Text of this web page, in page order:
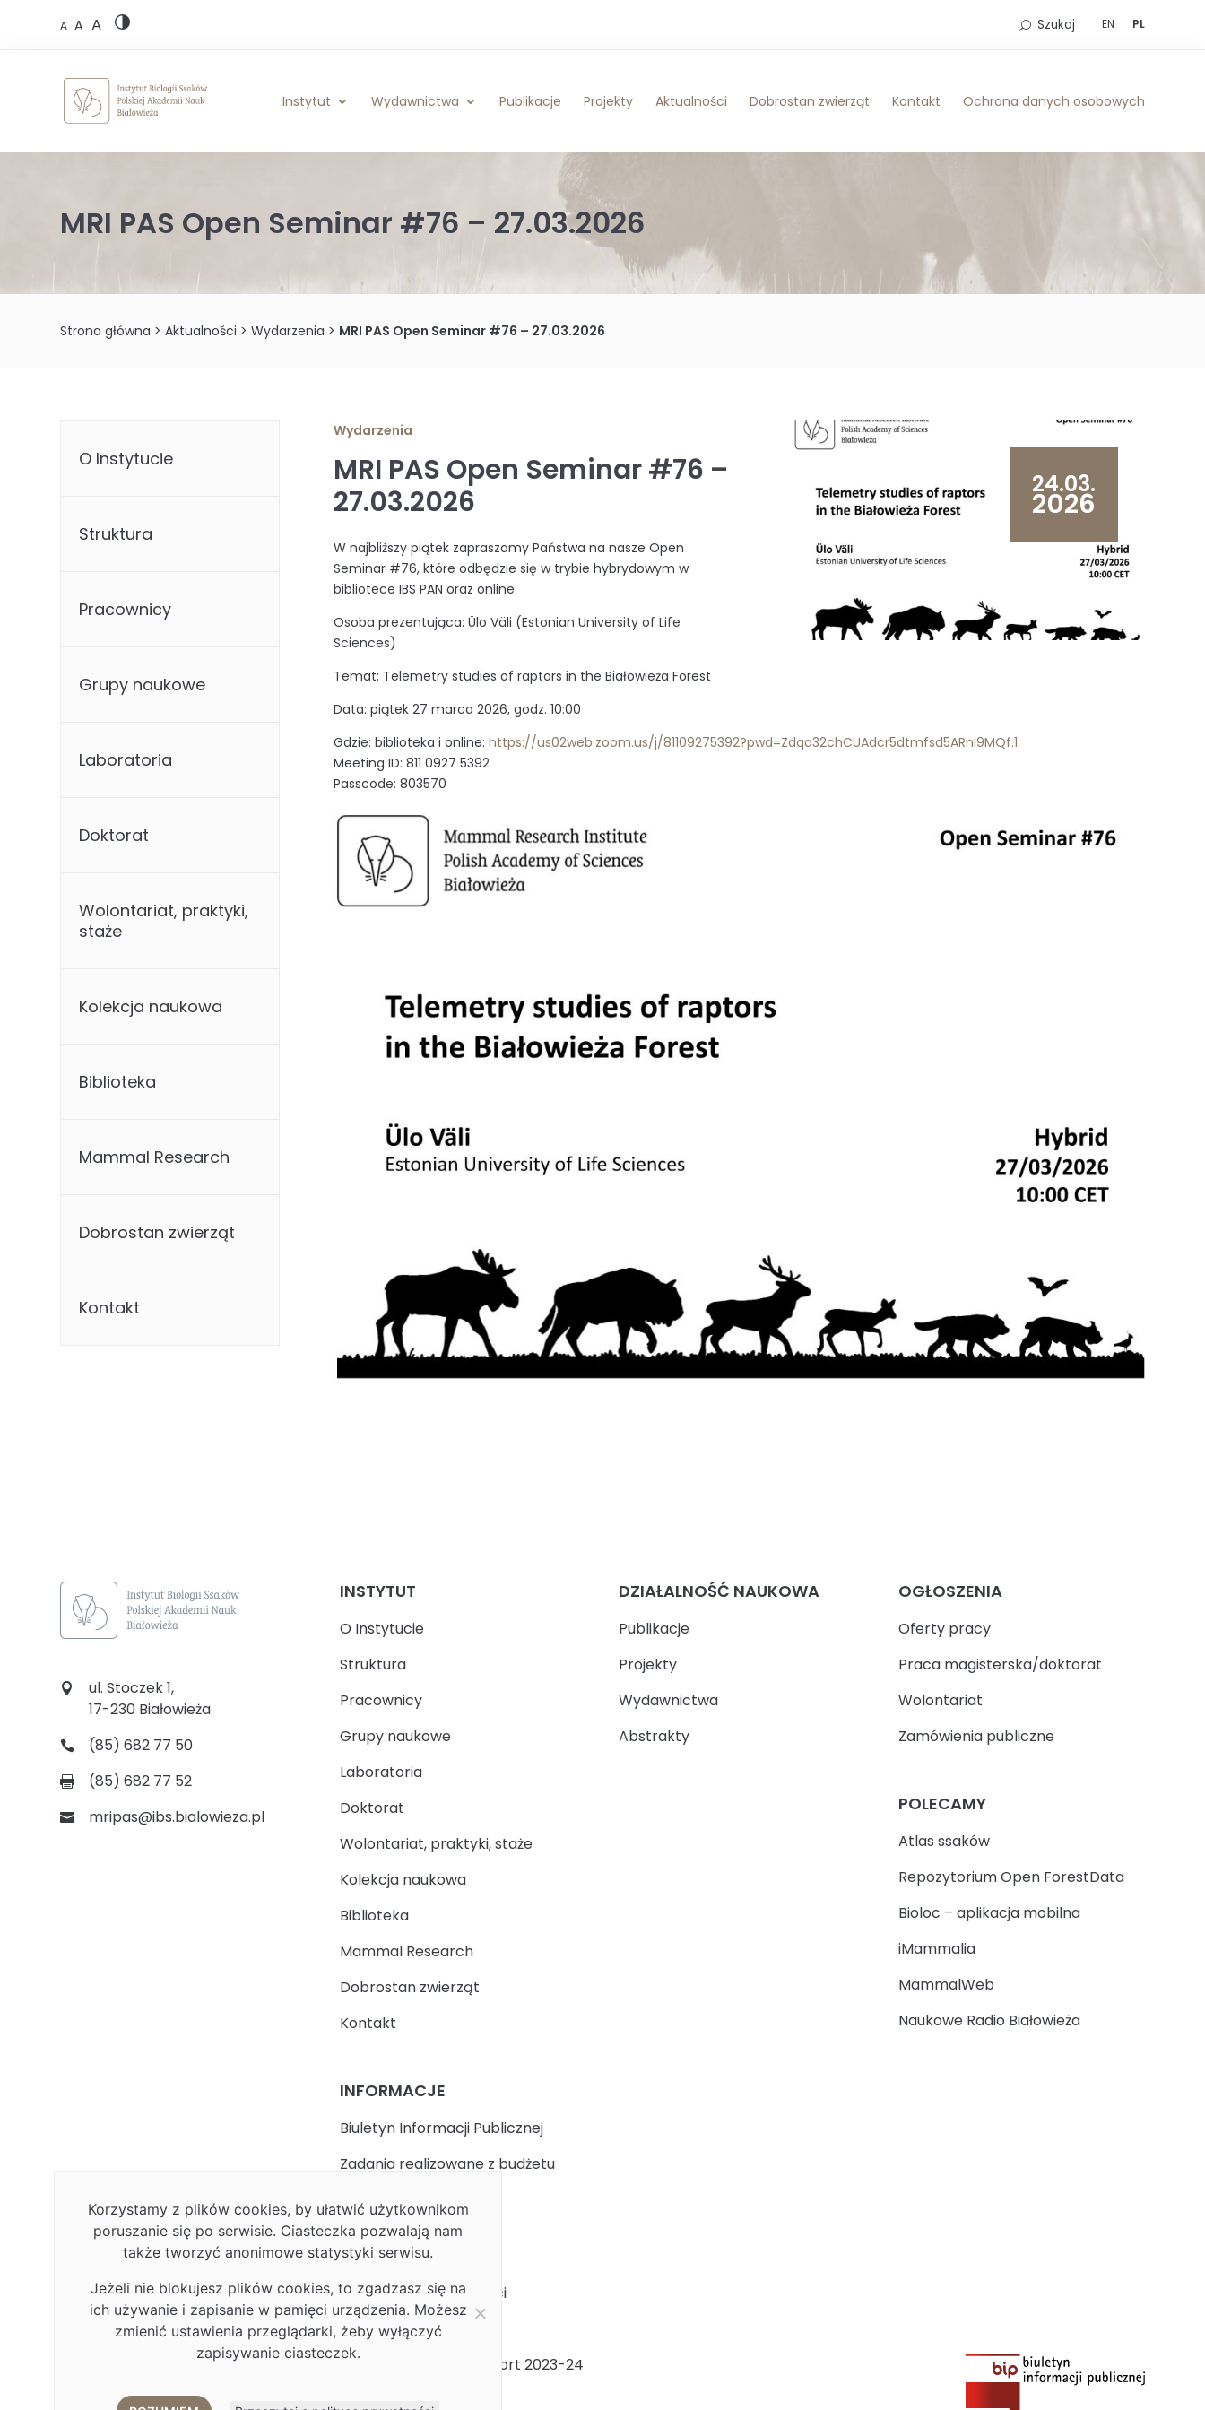
A A A EN PL
Szukaj
Instytut Wydawnictwa Publikacje Projekty Aktualności Dobrostan zwierząt Kontakt Ochrona danych osobowych
MRI PAS Open Seminar #76 – 27.03.2026
Strona główna >Aktualności >Wydarzenia > MRI PAS Open Seminar #76 – 27.03.2026
24.03.
2026
Wydarzenia
MRI PAS Open Seminar #76 –
27.03.2026
W najbliższy piątek zapraszamy Państwa na nasze Open
Seminar #76, które odbędzie się w trybie hybrydowym w
bibliotece IBS PAN oraz online.
Osoba prezentująca: Ülo Väli (Estonian University of Life
Sciences)
Temat: Telemetry studies of raptors in the Białowieża Forest
Data: piątek 27 marca 2026, godz. 10:00
Gdzie: biblioteka i online:https://us02web.zoom.us/j/81109275392?pwd=Zdqa32chCUAdcr5dtmfsd5ARnI9MQf.1
Meeting ID: 811 0927 5392
Passcode: 803570
O Instytucie
Struktura
Pracownicy
Grupy naukowe
Laboratoria
Doktorat
Wolontariat, praktyki,
staże
Kolekcja naukowa
Biblioteka
Mammal Research
Dobrostan zwierząt
Kontakt
ul. Stoczek 1,
17-230 Białowieża
(85) 682 77 50
(85) 682 77 52
mripas@ibs.bialowieza.pl
INSTYTUT
O Instytucie
Struktura
Pracownicy
Grupy naukowe
Laboratoria
Doktorat
Wolontariat, praktyki, staże
Kolekcja naukowa
Biblioteka
Mammal Research
Dobrostan zwierząt
Kontakt
INFORMACJE
Biuletyn Informacji Publicznej
Zadania realizowane z budżetu
Facebook
Polityka prywatności
Deklaracja dostępności
Plan Równości Płci
Plan Równości Płci Raport 2023-24
DZIAŁALNOŚĆ NAUKOWA
Publikacje
Projekty
Wydawnictwa
Abstrakty
OGŁOSZENIA
Oferty pracy
Praca magisterska/doktorat
Wolontariat
Zamówienia publiczne
POLECAMY
Atlas ssaków
Repozytorium Open ForestData
Bioloc – aplikacja mobilna
iMammalia
MammalWeb
Naukowe Radio Białowieża
Korzystamy z plików cookies, by ułatwić użytkownikom
poruszanie się po serwisie. Ciasteczka pozwalają nam
także tworzyć anonimowe statystyki serwisu.
Jeżeli nie blokujesz plików cookies, to zgadzasz się na
ich używanie i zapisanie w pamięci urządzenia. Możesz
zmienić ustawienia przeglądarki, żeby wyłączyć
zapisywanie ciasteczek.